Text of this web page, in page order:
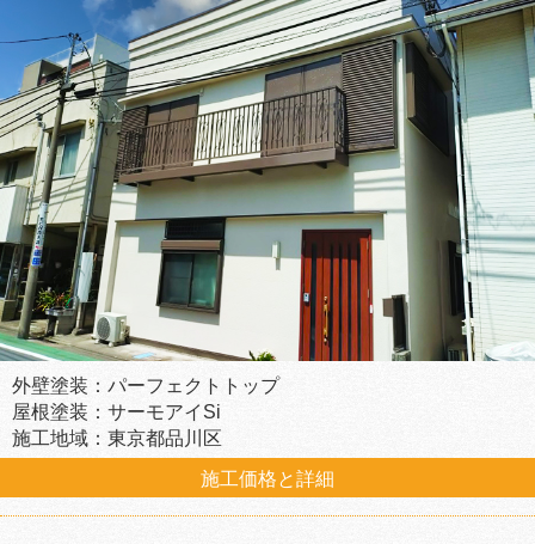
外壁塗装：パーフェクトトップ
屋根塗装：サーモアイSi
施工地域：東京都品川区
施工価格と詳細